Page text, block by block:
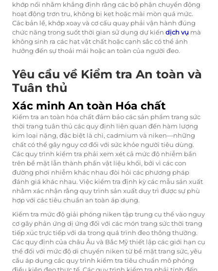
khớp nối nhằm khẳng định rằng các bộ phận chuyển động
hoạt động trơn tru, không bị kẹt hoặc mài mòn quá mức.
Các bản lề, khớp xoay và cơ cấu quay phải vận hành đúng
chức năng trong suốt thời gian sử dụng dự kiến dịch vụ mà
không sinh ra các hạt vật chất hoặc cạnh sắc có thể ảnh
hưởng đến sự thoải mái hoặc an toàn của người đeo.
Yêu cầu về Kiểm tra An toàn và
Tuân thủ
Xác minh An toàn Hóa chất
Kiểm tra an toàn hóa chất đảm bảo các sản phẩm trang sức
thời trang tuân thủ các quy định liên quan đến hàm lượng
kim loại nặng, đặc biệt là chì, cadmium và niken—những
chất có thể gây nguy cơ đối với sức khỏe người tiêu dùng.
Các quy trình kiểm tra phải xem xét cả mức độ nhiễm bẩn
trên bề mặt lẫn thành phần vật liệu khối, bởi vì các con
đường phơi nhiễm khác nhau đòi hỏi các phương pháp
đánh giá khác nhau. Việc kiểm tra định kỳ các mẫu sản xuất
nhằm xác nhận rằng quy trình sản xuất duy trì được sự phù
hợp với các tiêu chuẩn an toàn áp dụng.
Kiểm tra mức độ giải phóng niken tập trung cụ thể vào nguy
cơ gây phản ứng dị ứng đối với các món trang sức thời trang
tiếp xúc trực tiếp với da trong quá trình đeo thông thường.
Các quy định của châu Âu và Bắc Mỹ thiết lập các giới hạn cụ
thể đối với mức độ di chuyển niken từ bề mặt trang sức, yêu
cầu áp dụng các quy trình kiểm tra tiêu chuẩn mô phỏng